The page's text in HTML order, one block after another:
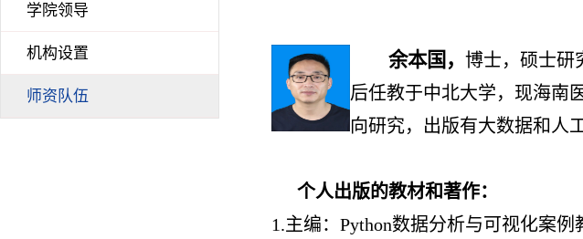
学院领导
机构设置
师资队伍
余本国， 博士，硕士研
后任教于中北大学，现海南
向研究，出版有大数据和人
个人出版的教材和著作：
1.主编：Python数据分析与可视化案例